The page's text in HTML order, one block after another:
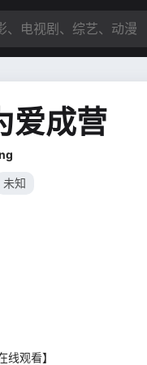
爱成营
未知
线观看】